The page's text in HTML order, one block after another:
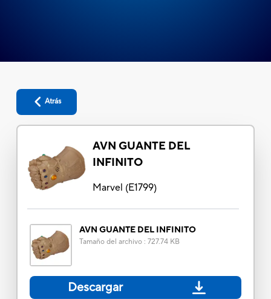
Atrás
AVN GUANTE DEL
INFINITO
Marvel (E1799)
AVN GUANTE DEL INFINITO
Tamaño del archivo: 727.74 KB
Descargar